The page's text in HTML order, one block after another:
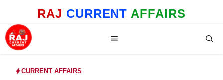
content
RAJ CURRENT AFFAIRS
Menu
CURRENT AFFAIRS